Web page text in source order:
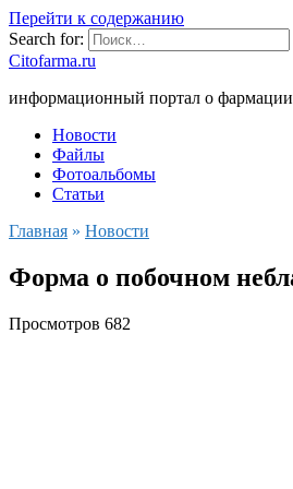
Перейти к содержанию
Search for:
Citofarma.ru
информационный портал о
Новости
Файлы
Фотоальбомы
Статьи
Главная » Новости
Форма о побочном
Просмотров 682